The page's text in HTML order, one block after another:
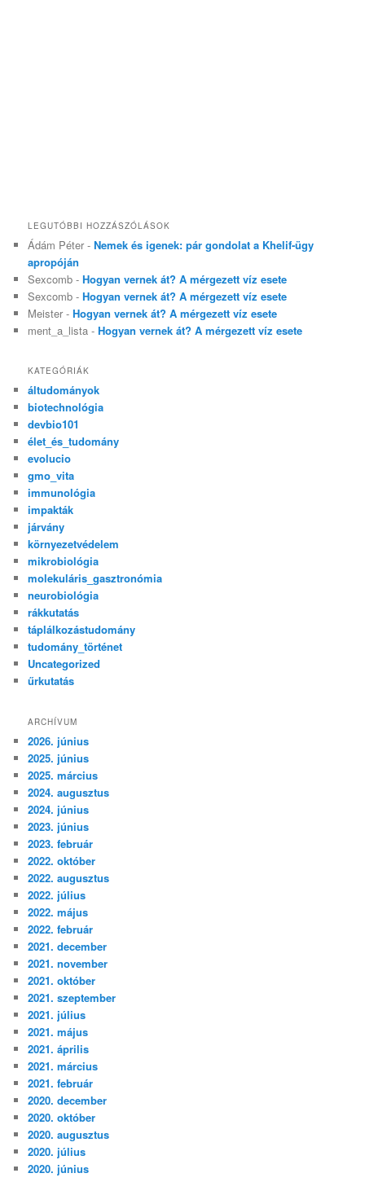
LEGUTÓBBI HOZZÁSZÓLÁSOK
Ádám Péter -Nemek és igenek: pár gondolat a Khelif-ügy
apropóján
Sexcomb -Hogyan vernek át? A mérgezett víz esete
Sexcomb -Hogyan vernek át? A mérgezett víz esete
Meister -Hogyan vernek át? A mérgezett víz esete
ment_a_lista -Hogyan vernek át? A mérgezett víz esete
KATEGÓRIÁK
áltudományok
biotechnológia
devbio101
élet_és_tudomány
evolucio
gmo_vita
immunológia
impakták
járvány
környezetvédelem
mikrobiológia
molekuláris_gasztronómia
neurobiológia
rákkutatás
táplálkozástudomány
tudomány_történet
Uncategorized
űrkutatás
ARCHÍVUM
2026. június
2025. június
2025. március
2024. augusztus
2024. június
2023. június
2023. február
2022. október
2022. augusztus
2022. július
2022. május
2022. február
2021. december
2021. november
2021. október
2021. szeptember
2021. július
2021. május
2021. április
2021. március
2021. február
2020. december
2020. október
2020. augusztus
2020. július
2020. június